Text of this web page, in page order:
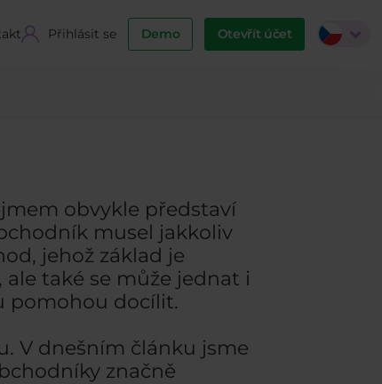
Přihlásit se Demo Otevřít účet
obvykle představí
musel jakkoliv
jehož základ je
také se může jednat i
pomohou docílit.
V dnešním článku jsme
značně